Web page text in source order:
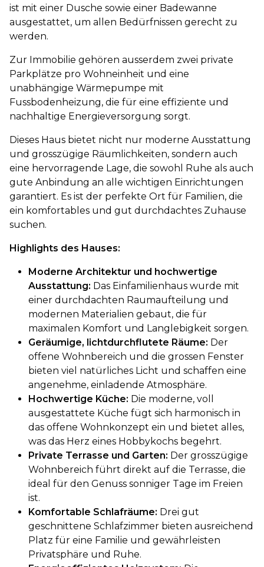
ist mit einer Dusche sowie einer Badewanne
ausgestattet, um allen Bedürfnissen gerecht zu
werden.
Zur Immobilie gehören ausserdem zwei private
Parkplätze pro Wohneinheit und eine
unabhängige Wärmepumpe mit
Fussbodenheizung, die für eine effiziente und
nachhaltige Energieversorgung sorgt.
Dieses Haus bietet nicht nur moderne Ausstattung
und grosszügige Räumlichkeiten, sondern auch
eine hervorragende Lage, die sowohl Ruhe als auch
gute Anbindung an alle wichtigen Einrichtungen
garantiert. Es ist der perfekte Ort für Familien, die
ein komfortables und gut durchdachtes Zuhause
suchen.
Highlights des Hauses:
Moderne Architektur und hochwertige
Ausstattung: Das Einfamilienhaus wurde mit
einer durchdachten Raumaufteilung und
modernen Materialien gebaut, die für
maximalen Komfort und Langlebigkeit sorgen.
Geräumige, lichtdurchflutete Räume: Der
offene Wohnbereich und die grossen Fenster
bieten viel natürliches Licht und schaffen eine
angenehme, einladende Atmosphäre.
Hochwertige Küche: Die moderne, voll
ausgestattete Küche fügt sich harmonisch in
das offene Wohnkonzept ein und bietet alles,
was das Herz eines Hobbykochs begehrt.
Private Terrasse und Garten: Der grosszügige
Wohnbereich führt direkt auf die Terrasse, die
ideal für den Genuss sonniger Tage im Freien
ist.
Komfortable Schlafräume: Drei gut
geschnittene Schlafzimmer bieten ausreichend
Platz für eine Familie und gewährleisten
Privatsphäre und Ruhe.